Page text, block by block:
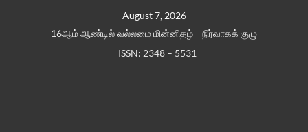
August 7, 2026
16ஆம் ஆண்டில் வல்லமை மின்னிதழ்
நிர்வாகக் குழு
ISSN: 2348 – 5531